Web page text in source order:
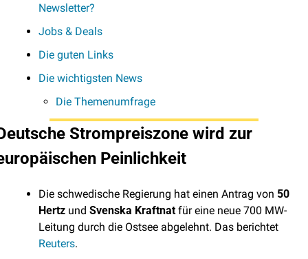
Newsletter?
Jobs & Deals
Die guten Links
Die wichtigsten News
Die Themenumfrage
Strompreiszone wird zur
Peinlichkeit
Die schwedische Regierung hat einen Antrag von 50
Hertz und Svenska Kraftnat für eine neue 700 MW-
Leitung durch die Ostsee abgelehnt. Das berichtet
Reuters.